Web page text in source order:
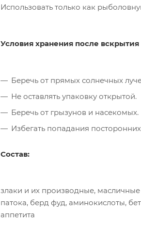
Использовать только как
Условия хранения после вскрытия
Беречь от прямых солнечных
Не оставлять упаковку открытой.
Беречь от грызунов и насекомых.
Избегать попадания
Состав:
злаки и их производные,
патока, берд фуд, аминокислоты,
аппетита